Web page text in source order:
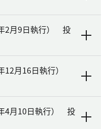
2月9日執行） 投
12月16日執行）
4月10日執行） 投